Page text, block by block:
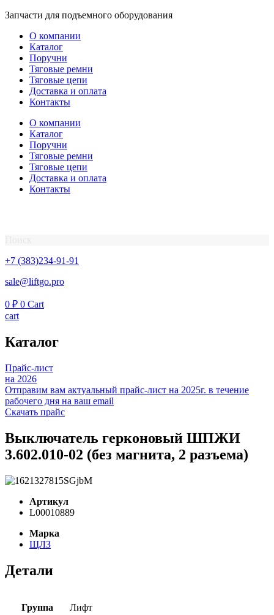
Перейти
содержимому
Запчасти для подъемного оборудования
О компании
Каталог
Поручни
Тяговые ремни
Тяговые цепи
Доставка и оплата
Контакты
О компании
Каталог
Поручни
Тяговые ремни
Тяговые цепи
Доставка и оплата
Контакты
+7 (383)234-91-91
sale@liftgo.pro
0 ₽ 0 Cart
cart
Каталог
Прайс-лист
на 2026
Отправим вам актуальный прайс-лист на 2025г. в течение
рабочего дня на ваш email
Скачать прайс
Выключатель герконовый ШПЖИ
3.602.010-02 (без магнита, 2 разъема)
Артикул
L00010889
Марка
ЩЛЗ
Детали
Группа Лифт